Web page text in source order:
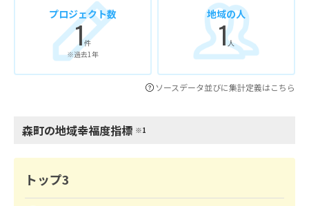
プロジェクト数
1件
※過去1年
地域の人
1人
ソースデータ並びに集計定義はこちら
森町の地域幸福度指標 ※1
トップ3